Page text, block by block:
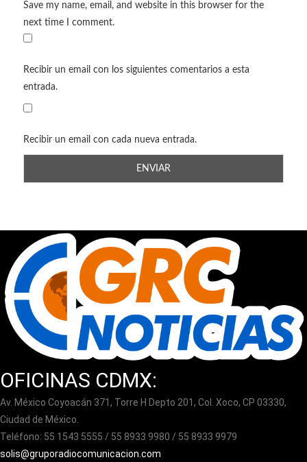
Save my name, email, and website in this browser for the
next time I comment.
Recibir un email con los siguientes comentarios a esta
entrada.
Recibir un email con cada nueva entrada.
OFICINAS CDMX:
Av. México Coyoacán 371, Torre H Depto 201, Col. Xoco, CP 03330,
Ciudad de México.
Teléfono: 55 1543 5555 / 55 8933 9980 / 55 8933 9979
solis@gruporadiocomunicacion.com